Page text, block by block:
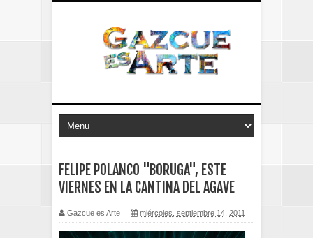
FELIPE POLANCO "BORUGA", ESTE
VIERNES EN LA CANTINA DEL AGAVE
Gazcue es Arte miércoles, septiembre 14, 2011